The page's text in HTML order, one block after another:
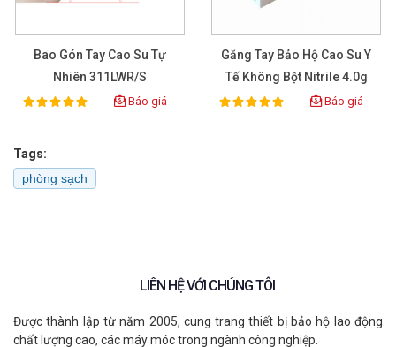
Bao Gón Tay Cao Su Tự
Nhiên 311LWR/S
Rating:
100% Báo giá
Găng Tay Bảo Hộ Cao Su Y
Tế Không Bột Nitrile 4.0g
Màu Lam
Rating:
100% Báo giá
Tags:
phòng sạch
LIÊN HỆ VỚI CHÚNG TÔI
Được thành lập từ năm 2005, cung trang thiết bị bảo hộ lao động
chất lượng cao, các máy móc trong ngành công nghiệp.